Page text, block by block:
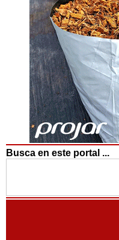
Busca en este portal ...